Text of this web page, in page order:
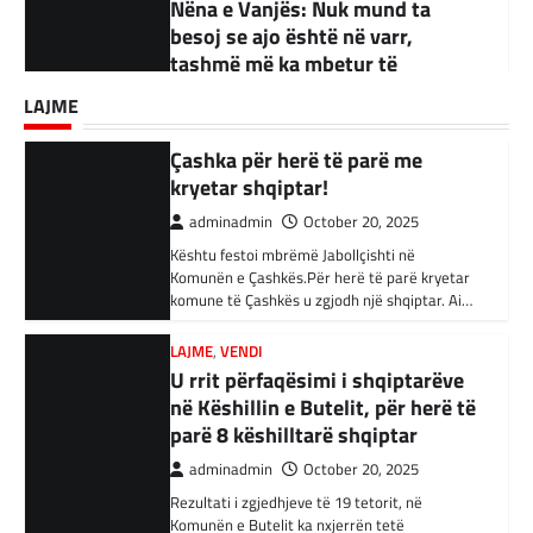
ndërtime pa leje dhe korrupsion
adminadmin September 18, 2025
parë të mandatit të tij…
BOTA,KRONIKË E ZEZË,LAJME,RAJONI
Akuzohen se kanë lidhje me
persona në Turqi
adminadmin February 3, 2024
Autoritetet turke i kanë arrestuar të shtunën
34 njerëz të dyshuar për lidhje me Shtetin
Islamik gjatë një operacioni të…
BOTA,KRONIKË E ZEZË, RAJONI
Irani dënon sulmet ajrore të
SHBA-së
adminadmin February 3, 2024
Në qytetin al-Ka’im, rreth 350 km në
veriperëndim të Bagdadit, gjithçka që ka
mbetur pas sulmeve ajrore të Uashingtonit
është…
KRONIKË E ZEZË,LAJME,RAJONI
LAJME
Kështu festoi mbrëmë Jabollçishti në
Komunën e Çashkës.Për herë të parë kryetar
LAJME,VENDI
U rrit përfaqësimi i shqiptarëve
në Këshillin e Butelit, për herë të
parë 8 këshilltarë shqiptar
adminadmin October 20, 2025
Rezultati i zgjedhjeve të 19 tetorit, në
Komunën e Butelit ka nxjerrën tetë
këshilltarë nga 19 këshilltarë sa ka gjithsej…
LAJME
Vazhdojnë SKANDALET/
Zbulohen Kontratat tek “NP-
PARKINGU” të Bilall Kasamit
(DOKUMENT)
adminadmin October 17, 2025